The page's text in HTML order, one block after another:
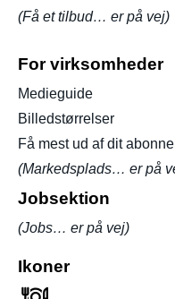
(Få et tilbud… er på vej)
For virksomheder
Medieguide
Billedstørrelser
Få mest ud af dit
(Markedsplads… er på
Jobsektion
(Jobs… er på vej)
Ikoner